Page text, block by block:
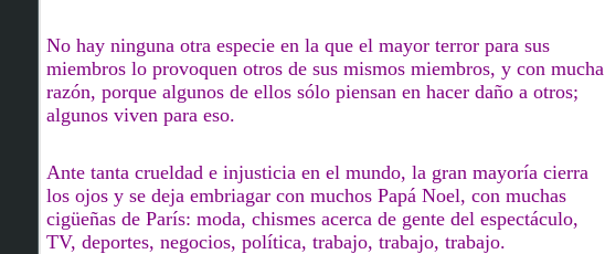
No hay ninguna otra especie en la que el mayor terror para sus
miembros lo provoquen otros de sus mismos miembros, y con mucha
razón, porque algunos de ellos sólo piensan en hacer daño a otros;
algunos viven para eso.
Ante tanta crueldad e injusticia en el mundo, la gran mayoría cierra
los ojos y se deja embriagar con muchos Papá Noel, con muchas
cigüeñas de París: moda, chismes acerca de gente del espectáculo,
TV, deportes, negocios, política, trabajo, trabajo, trabajo.